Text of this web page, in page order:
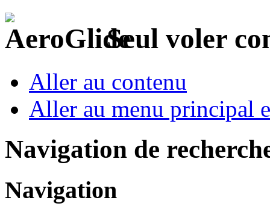
Seul voler
Aller au contenu
Aller au menu principal
Navigation de
Navigation